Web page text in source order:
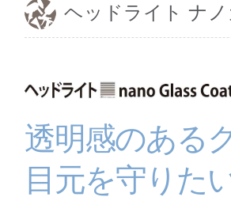
ヘッドライト ナ
透明感のある
目元を守りた